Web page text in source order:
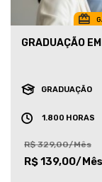
GRADUAÇÃO
GRADUAÇÃO
1.800 HORAS
R$ 329,00/Mês
R$ 139,00/Mês